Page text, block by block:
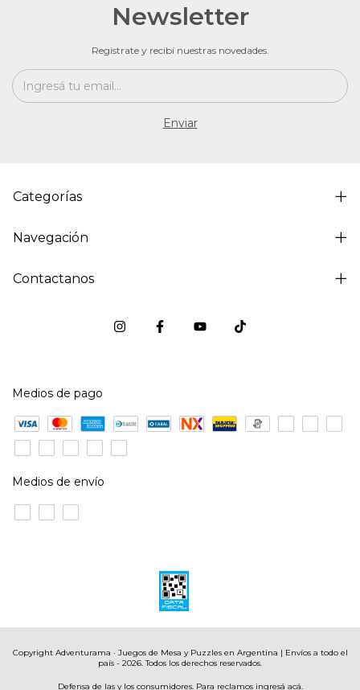
Newsletter
Registrate y recibí nuestras novedades.
Categorías
Navegación
Contactanos
Medios de pago
Medios de envío
Copyright Adventurama · Juegos de Mesa y Puzzles en Argentina | Envíos a todo el
país - 2026. Todos los derechos reservados.
Defensa de las y los consumidores. Para reclamos ingresá acá.